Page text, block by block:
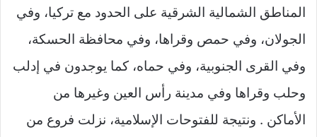
المناطق الشمالية الشرقية على الحدود مع تركيا، وفي
الجولان، وفي حمص وقراها، وفي محافظة الحسكة،
وفي القرى الجنوبية، وفي حماه، كما يوجدون في إدلب
وحلب وقراها وفي مدينة رأس العين وغيرها من
الأماكن . ونتيجة للفتوحات الإسلامية، نزلت فروع من